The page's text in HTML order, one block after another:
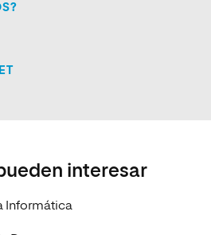
interesar
Informática